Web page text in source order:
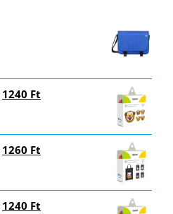
Original
1240 Ft
Original
1260 Ft
Original
1240 Ft